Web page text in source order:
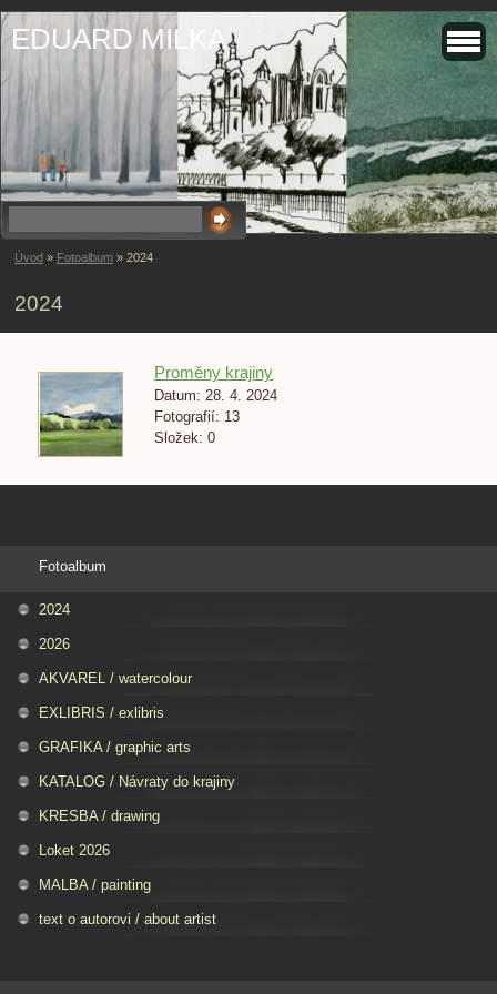
EDUARD MILKA
Úvod » Fotoalbum » 2024
2024
Proměny krajiny
Datum: 28. 4. 2024
Fotografií: 13
Složek: 0
Fotoalbum
2024
2026
AKVAREL / watercolour
EXLIBRIS / exlibris
GRAFIKA / graphic arts
KATALOG / Návraty do krajiny
KRESBA / drawing
Loket 2026
MALBA / painting
text o autorovi / about artist